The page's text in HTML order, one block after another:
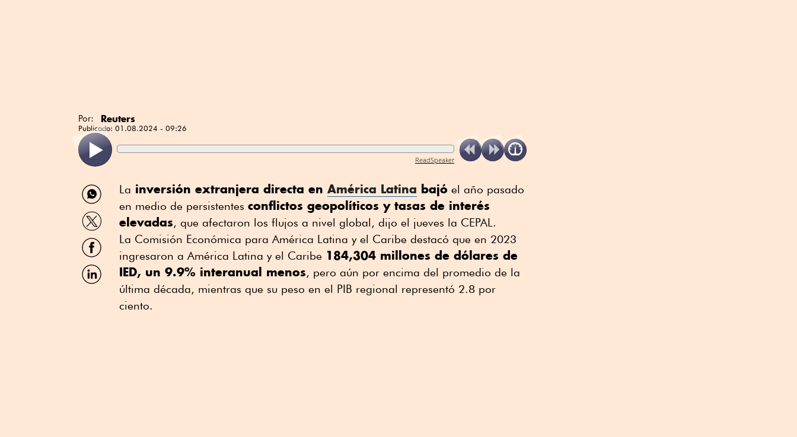
Por: Reuters
Publicado: 01.08.2024 - 09:26
ReadSpeaker
Compartir
por
WhatsApp
Compartir
por
Twitter
Compartir
por
Facebook
Compartir
por
La inversión extranjera directa en América Latina bajó el año pasado
en medio de persistentes conflictos geopolíticos y tasas de interés
elevadas, que afectaron los flujos a nivel global, dijo el jueves la CEPAL.
La Comisión Económica para América Latina y el Caribe destacó que en 2023
ingresaron a América Latina y el Caribe 184,304 millones de dólares de
IED, un 9.9% interanual menos, pero aún por encima del promedio de la
última década, mientras que su peso en el PIB regional representó 2.8 por
ciento.